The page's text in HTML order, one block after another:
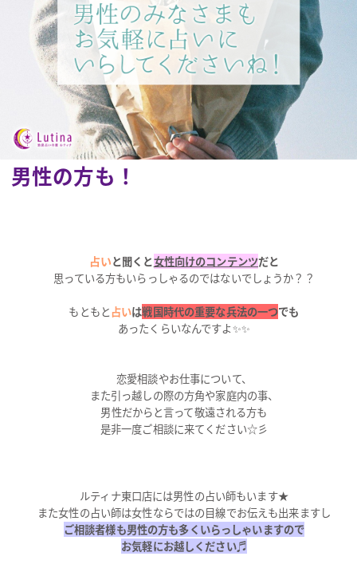
男性の方も！
占いと聞くと女性向けのコンテンツだと
思っている方もいらっしゃるのではないでしょうか？？
もともと占いは戦国時代の重要な兵法の一つでも
あったくらいなんですよ✨✨
恋愛相談やお仕事について、
また引っ越しの際の方角や家庭内の事、
男性だからと言って敬遠される方も
是非一度ご相談に来てください☆彡
ルティナ東口店には男性の占い師もいます★
また女性の占い師は女性ならではの目線でお伝えも出来ますし
ご相談者様も男性の方も多くいらっしゃいますので
お気軽にお越しください♬